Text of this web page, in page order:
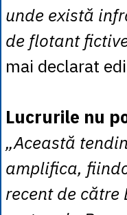
unde există
de flotant
mai declarat
Lucrurile nu
„Această
amplifica,
recent de